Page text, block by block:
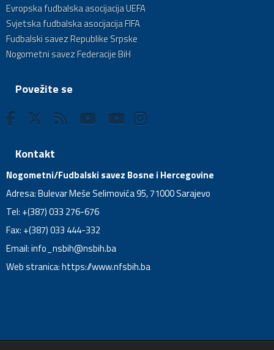
Evropska fudbalska asocijacija UEFA
Svjetska fudbalska asocijacija FIFA
Fudbalski savez Republike Srpske
Nogometni savez Federacije BiH
Povežite se
Kontakt
Nogometni/Fudbalski savez Bosne i Hercegovine
Adresa: Bulevar Meše Selimovića 95, 71000 Sarajevo
Tel: +(387) 033 276-676
Fax: +(387) 033 444-332
Email:info_nsbih@nsbih.ba
Web stranica: https://www.nfsbih.ba